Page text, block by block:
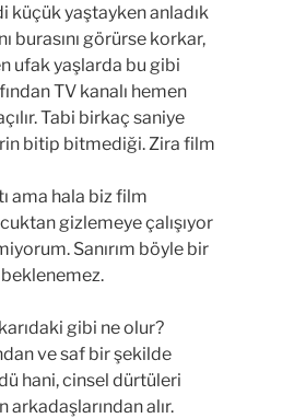
küçük yaştayken anladık
burasını görürse korkar,
ufak yaşlarda bu gibi
TV kanalı hemen
Tabi birkaç saniye
bitip bitmediği. Zira film
ama hala biz film
gizlemeye çalışıyor
Sanırım böyle bir
gibi ne olur?
ve saf bir şekilde
hani, cinsel dürtüleri
alır.